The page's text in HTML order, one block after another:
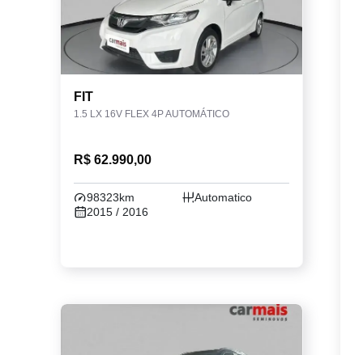
FIT
1.5 LX 16V FLEX 4P AUTOMÁTICO
R$ 62.990,00
98323km
Automatico
2015 / 2016